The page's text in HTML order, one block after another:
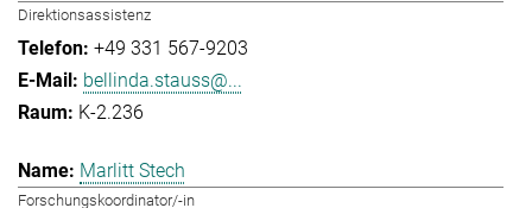
Direktionsassistenz
+49 331 567-9203
bellinda.stauss@...
K-2.236
Marlitt Stech
Forschungskoordinator/-in